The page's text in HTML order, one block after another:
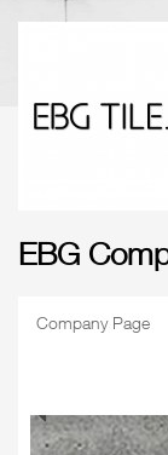
EBG
Company Page